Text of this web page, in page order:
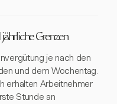
Grenzen
je nach den
und dem Wochentag.
erhalten Arbeitnehmer
Stunde an